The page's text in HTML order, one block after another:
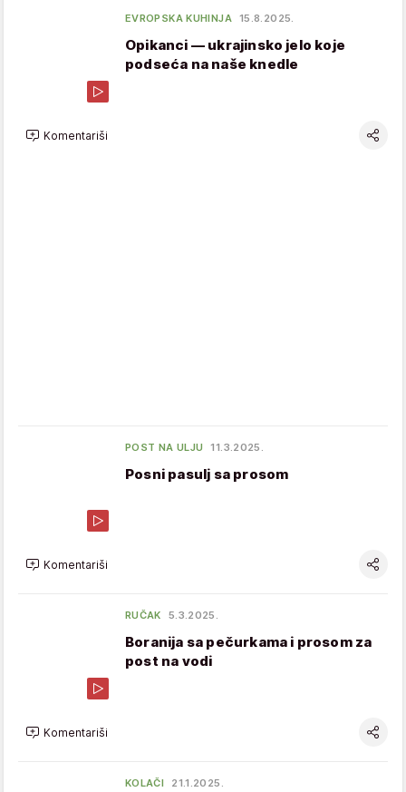
EVROPSKA KUHINJA 15.8.2025.
Opikanci — ukrajinsko jelo koje
podseća na naše knedle
Komentariši
POST NA ULJU 11.3.2025.
Posni pasulj sa prosom
Komentariši
RUČAK 5.3.2025.
Boranija sa pečurkama i prosom za
post na vodi
Komentariši
KOLAČI 21.1.2025.